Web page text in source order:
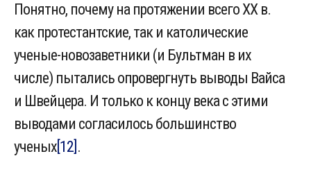
Понятно, почему на протяжении всего ХХ в.
как протестантские, так и католические
ученые-новозаветники (и Бультман в их
числе) пытались опровергнуть выводы Вайса
и Швейцера. И только к концу века с этими
выводами согласилось большинство
ученых [12] .